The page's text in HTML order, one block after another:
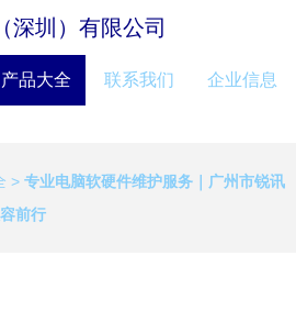
深圳）有限公司
产品大全 联系我们 企业信息
> 专业电脑软硬件维护服务｜广州市锐讯
前行